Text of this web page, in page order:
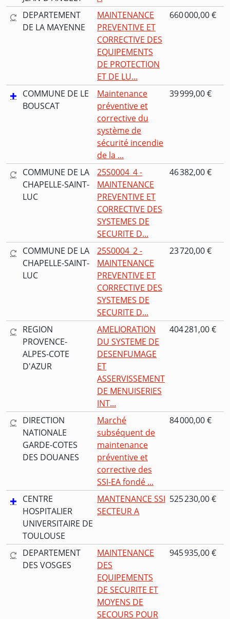
DEPARTEMENT
DE LA MAYENNE
MAINTENANCE
PREVENTIVE ET
CORRECTIVE DES
EQUIPEMENTS
DE PROTECTION
ET DE LU...
660 000,00 €
COMMUNE DE LE
BOUSCAT
Maintenance
préventive et
corrective du
système de
sécurité incendie
de la ...
39 999,00 €
COMMUNE DE LA
CHAPELLE-SAINT-
LUC
25S0004_4 -
MAINTENANCE
PREVENTIVE ET
CORRECTIVE DES
SYSTEMES DE
SECURITE D...
46 382,00 €
COMMUNE DE LA
CHAPELLE-SAINT-
LUC
25S0004_2 -
MAINTENANCE
PREVENTIVE ET
CORRECTIVE DES
SYSTEMES DE
SECURITE D...
23 720,00 €
REGION
PROVENCE-
ALPES-COTE
D'AZUR
AMELIORATION
DU SYSTEME DE
DESENFUMAGE
ET
ASSERVISSEMENT
DE MENUISERIES
INT...
404 281,00 €
DIRECTION
NATIONALE
GARDE-COTES
DES DOUANES
Marché
subséquent de
maintenance
préventive et
corrective des
SSI-EA fondé ...
84 000,00 €
CENTRE
HOSPITALIER
UNIVERSITAIRE DE
TOULOUSE
MANTENANCE SSI
SECTEUR A
525 230,00 €
DEPARTEMENT
DES VOSGES
MAINTENANCE
DES
EQUIPEMENTS
DE SECURITE ET
MOYENS DE
SECOURS POUR
945 935,00 €